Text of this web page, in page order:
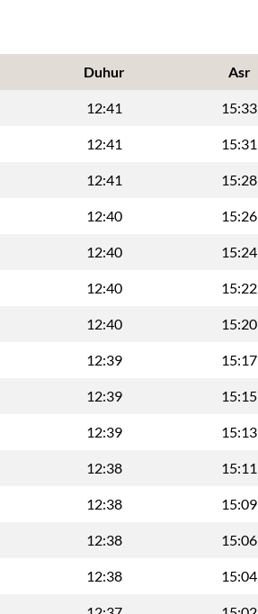
Duhur Asr
12:41 15:33
12:41 15:31
12:41 15:28
12:40 15:26
12:40 15:24
12:40 15:22
12:40 15:20
12:39 15:17
12:39 15:15
12:39 15:13
12:38 15:11
12:38 15:09
12:38 15:06
12:38 15:04